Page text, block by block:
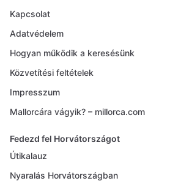
Kapcsolat
Adatvédelem
Hogyan működik a keresésünk
Közvetítési feltételek
Impresszum
Mallorcára vágyik? – millorca.com
Fedezd fel Horvátországot
Útikalauz
Nyaralás Horvátországban